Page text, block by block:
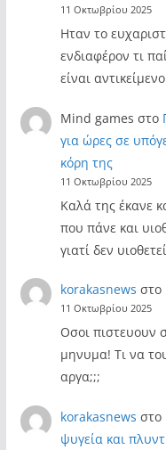
11 Οκτωβρίου 2025
Ηταν το
ενδιαφέρον τι
είναι
Mind games στο
για ώρες σε
κόρη της
11 Οκτωβρίου 2025
Καλά της έκανε
που πάνε και
γιατί δεν
korakasnews στο
11 Οκτωβρίου 2025
Οσοι πιστευουν
μηνυμα! Τι να
αργα;;;
korakasnews στο
ψυγεία και